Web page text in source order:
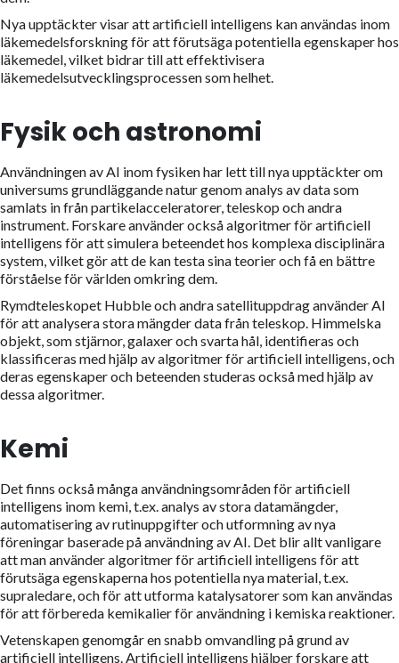
Nya upptäckter visar att artificiell intelligens kan användas inom
läkemedelsforskning för att förutsäga potentiella egenskaper hos
läkemedel, vilket bidrar till att effektivisera
läkemedelsutvecklingsprocessen som helhet.
Fysik och astronomi
Användningen av AI inom fysiken har lett till nya upptäckter om
universums grundläggande natur genom analys av data som
samlats in från partikelacceleratorer, teleskop och andra
instrument. Forskare använder också algoritmer för artificiell
intelligens för att simulera beteendet hos komplexa disciplinära
system, vilket gör att de kan testa sina teorier och få en bättre
förståelse för världen omkring dem.
Rymdteleskopet Hubble och andra satellituppdrag använder AI
för att analysera stora mängder data från teleskop. Himmelska
objekt, som stjärnor, galaxer och svarta hål, identifieras och
klassificeras med hjälp av algoritmer för artificiell intelligens, och
deras egenskaper och beteenden studeras också med hjälp av
dessa algoritmer.
Kemi
Det finns också många användningsområden för artificiell
intelligens inom kemi, t.ex. analys av stora datamängder,
automatisering av rutinuppgifter och utformning av nya
föreningar baserade på användning av AI. Det blir allt vanligare
att man använder algoritmer för artificiell intelligens för att
förutsäga egenskaperna hos potentiella nya material, t.ex.
supraledare, och för att utforma katalysatorer som kan användas
för att förbereda kemikalier för användning i kemiska reaktioner.
Vetenskapen genomgår en snabb omvandling på grund av
artificiell intelligens. Artificiell intelligens hjälper forskare att